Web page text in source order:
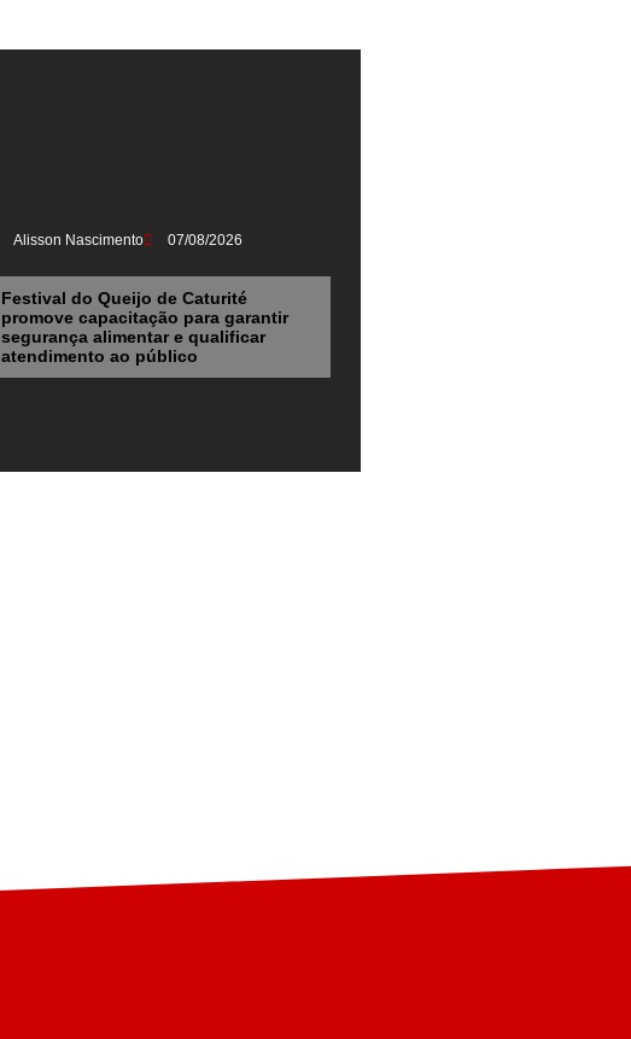
Alisson Nascimento 07/08/2026
Festival do Queijo de Caturité
promove capacitação para garantir
segurança alimentar e qualificar
atendimento ao público